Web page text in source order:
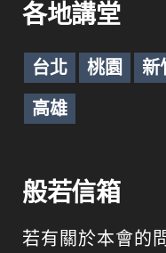
各地講堂
台北 桃園 新
高雄
般若信箱
若有關於本會的